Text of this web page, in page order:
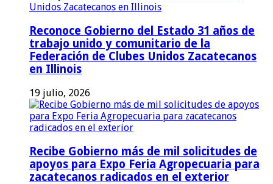
Reconoce Gobierno del Estado 31 años de
trabajo unido y comunitario de la
Federación de Clubes Unidos Zacatecanos
en Illinois
19 julio, 2026
Recibe Gobierno más de mil solicitudes de
apoyos para Expo Feria Agropecuaria para
zacatecanos radicados en el exterior